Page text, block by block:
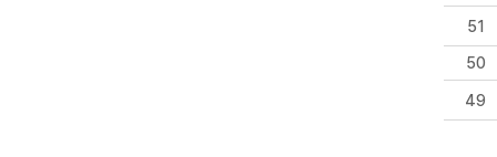
51
50
49